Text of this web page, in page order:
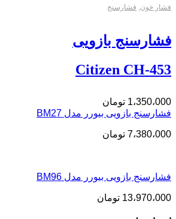
فشار خون فشارسنج
فشارسنج بازویی
Citizen CH-453
1،350،000 تومان
فشارسنج بازویی بیورر مدل BM27
7،380،000 تومان
فشارسنج بازویی بیورر مدل BM96
13،970،000 تومان